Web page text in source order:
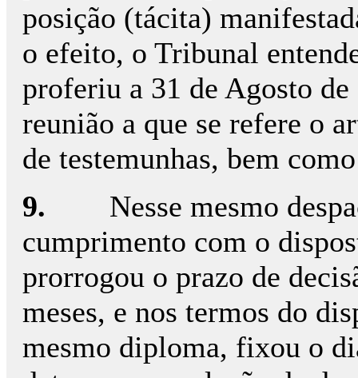
posição (tácita)
o efeito, o Tribunal
proferiu a 31 de Agosto
reunião a que se refere o
de testemunhas, bem
9. Nesse mesmo
cumprimento com o
prorrogou o prazo de
meses, e nos termos do
mesmo diploma, fixou o